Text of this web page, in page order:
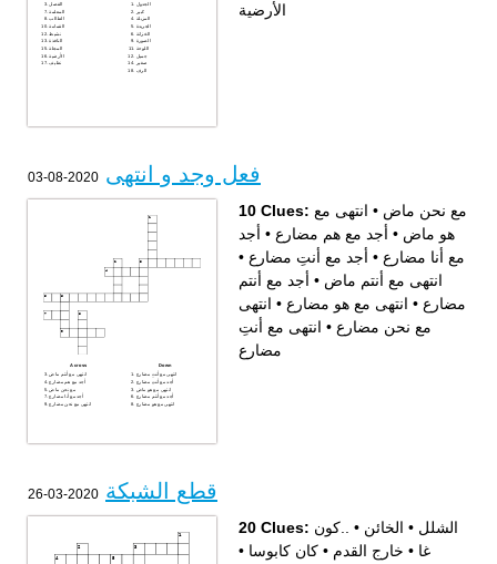
الفصل
المعلمة
الطالب
القمامة
نشيط
النافذة
المجلة
الأرضية
نظيف
الجدول
کبير
المزبلة
الجريدة
الخزانة
الصورة
اللوحة
جميل
صغير
الرف
الأرضية
فعل وجد و انتهى 2020-08-03
Across
انتهى مع أنتم ماض
أجد مع هم مضارع
مع نحن ماض
أجد مع أنا مضارع
انتهى مع نحن مضارع
Down
انتهى مع أنتِ مضارع
أجد مع أنتِ مضارع
انتهى مع هو ماض
أجد مع أنتم مضارع
انتهى مع هو مضارع
10 Clues: مع نحن ماض • انتهى مع
هو ماض • أجد مع هم مضارع • أجد
مع أنا مضارع • أجد مع أنتِ مضارع •
انتهى مع أنتم ماض • أجد مع أنتم
مضارع • انتهى مع هو مضارع • انتهى
مع نحن مضارع • انتهى مع أنتِ
مضارع
قطع الشبكة 2020-03-26
20 Clues: الشلل • الخائن •
..كون
غا • خارج القدم • كان كابوسا •